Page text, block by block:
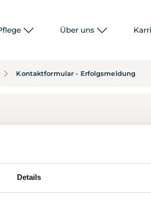
Details
Über uns
Kontaktformular - Erfolgsmeldung
Ihre Nachricht
werden uns so schnell wie möglich